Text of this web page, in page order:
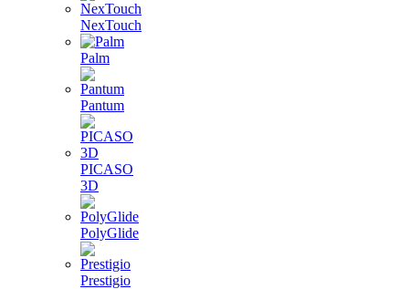
NexTouch
Palm
Pantum
PICASO
3D
PolyGlide
Prestigio